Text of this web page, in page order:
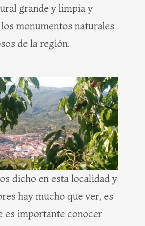
grande y limpia y
monumentos naturales
de la región.
dicho en esta localidad y
hay mucho que ver, es
es importante conocer